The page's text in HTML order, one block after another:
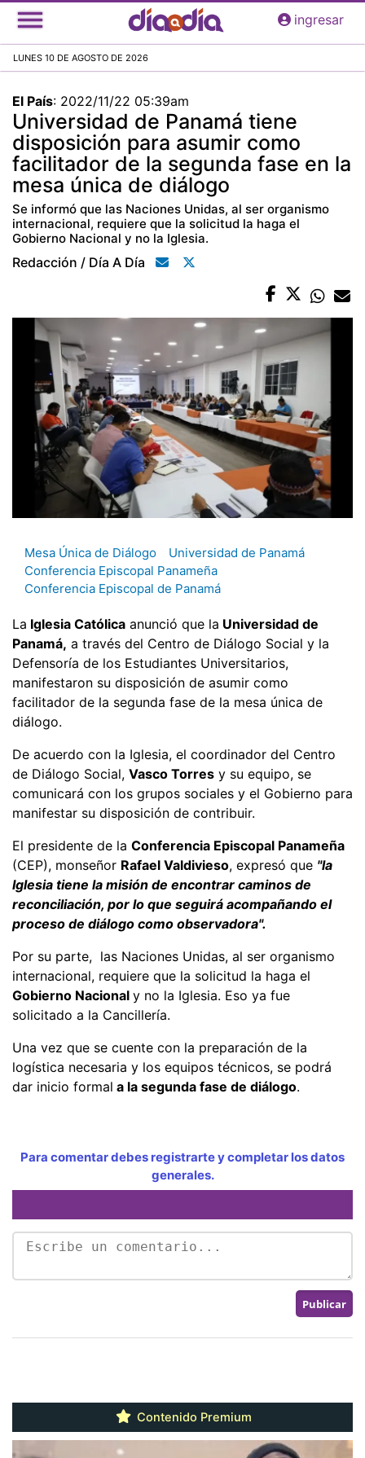
Pasar
al
principal
ingresar
LUNES 10 DE AGOSTO DE 2026
El País: 2022/11/22 05:39am
Universidad de Panamá tiene
disposición para asumir como
facilitador de la segunda fase en la
mesa única de diálogo
Se informó que las Naciones Unidas, al ser organismo
internacional, requiere que la solicitud la haga el
Gobierno Nacional y no la Iglesia.
Redacción / Día A Día
Mesa Única de Diálogo
Universidad de Panamá
Conferencia Episcopal Panameña
Conferencia Episcopal de Panamá
La Iglesia Católica anunció que la Universidad de
Panamá, a través del Centro de Diálogo Social y la
Defensoría de los Estudiantes Universitarios,
manifestaron su disposición de asumir como
facilitador de la segunda fase de la mesa única de
diálogo.
De acuerdo con la Iglesia, el coordinador del Centro
de Diálogo Social, Vasco Torres y su equipo, se
comunicará con los grupos sociales y el Gobierno para
manifestar su disposición de contribuir.
El presidente de la Conferencia Episcopal Panameña
(CEP), monseñor Rafael Valdivieso, expresó que "la
Iglesia tiene la misión de encontrar caminos de
reconciliación, por lo que seguirá acompañando el
proceso de diálogo como observadora".
Por su parte, las Naciones Unidas, al ser organismo
internacional, requiere que la solicitud la haga el
Gobierno Nacional y no la Iglesia. Eso ya fue
solicitado a la Cancillería.
Una vez que se cuente con la preparación de la
logística necesaria y los equipos técnicos, se podrá
dar inicio formal a la segunda fase de diálogo.
Para comentar debes registrarte y completar los datos
generales.
Contenido Premium